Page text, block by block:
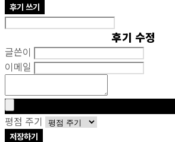
후기 쓰기
후기 수정
글쓴이
이메일
평점 주기
저장하기